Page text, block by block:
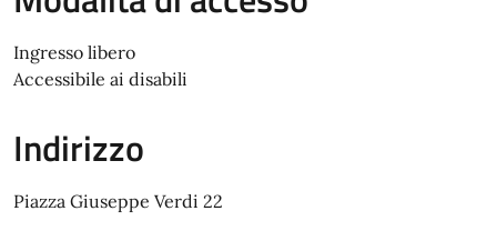
Ingresso libero
Accessibile ai disabili
Indirizzo
Piazza Giuseppe Verdi 22